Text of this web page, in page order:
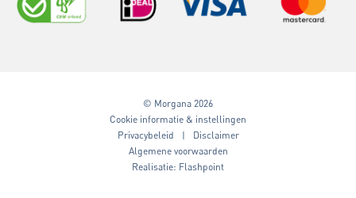
© Morgana 2026
Cookie informatie & instellingen
Privacybeleid
Disclaimer
Algemene voorwaarden
Realisatie: Flashpoint